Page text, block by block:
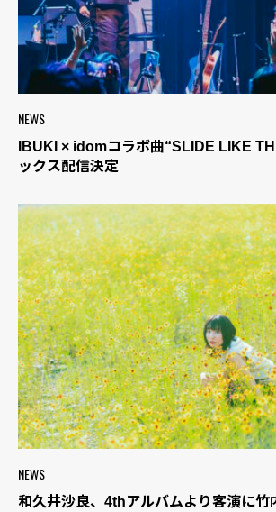
NEWS
IBUKI × idomコラボ曲“SLIDE LIKE
ックス配信決定
NEWS
和久井沙良、4thアルバムより客演に竹